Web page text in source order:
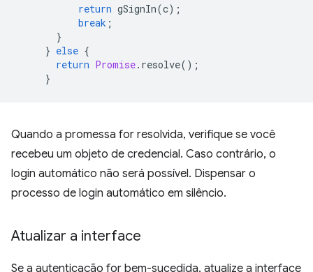
return gSignIn(c);
break ;
}
} else {
return Promise. resolve();
}
Quando a promessa for resolvida, verifique se você
recebeu um objeto de credencial. Caso contrário, o
login automático não será possível. Dispensar o
processo de login automático em silêncio.
Atualizar a interface
Se a autenticação for bem-sucedida, atualize a interface